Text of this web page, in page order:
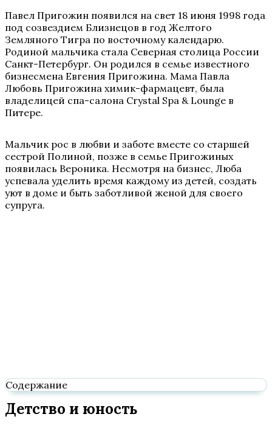
Павел Пригожин появился на свет 18 июня 1998 года
под созвездием Близнецов в год Желтого
Земляного Тигра по восточному календарю.
Родиной мальчика стала Северная столица России
Санкт-Петербург. Он родился в семье известного
бизнесмена Евгения Пригожина. Мама Павла
Любовь Пригожина химик-фармацевт, была
владелицей спа-салона Crystal Spa & Lounge в
Питере.
Мальчик рос в любви и заботе вместе со старшей
сестрой Полиной, позже в семье Пригожиных
появилась Вероника. Несмотря на бизнес, Люба
успевала уделить время каждому из детей, создать
уют в доме и быть заботливой женой для своего
супруга.
Содержание
Детство и юность